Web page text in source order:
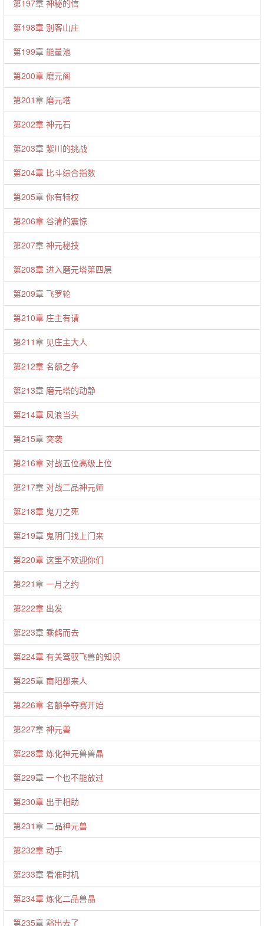
第197章 神秘的信
第198章 别客山庄
第199章 能量池
第200章 磨元阁
第201章 磨元塔
第202章 神元石
第203章 紫川的挑战
第204章 比斗综合指数
第205章 你有特权
第206章 谷清的震惊
第207章 神元秘技
第208章 进入磨元塔第四层
第209章 飞罗轮
第210章 庄主有请
第211章 见庄主大人
第212章 名额之争
第213章 磨元塔的动静
第214章 风浪当头
第215章 突袭
第216章 对战五位高级上位
第217章 对战二品神元师
第218章 鬼刀之死
第219章 鬼阴门找上门来
第220章 这里不欢迎你们
第221章 一月之约
第222章 出发
第223章 乘鹤而去
第224章 有关驾驭飞兽的知识
第225章 南阳郡来人
第226章 名额争夺赛开始
第227章 神元兽
第228章 炼化神元兽兽晶
第229章 一个也不能放过
第230章 出手相助
第231章 二品神元兽
第232章 动手
第233章 看准时机
第234章 炼化二品兽晶
第235章 豁出去了